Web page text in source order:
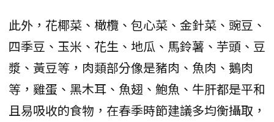
此外，花椰菜、橄欖、包心菜、金針菜、豌豆、
四季豆、玉米、花生、地瓜、馬鈴薯、芋頭、豆
漿、黃豆等，肉類部分像是豬肉、魚肉、鵝肉
等，雞蛋、黑木耳、魚翅、鮑魚、牛肝都是平和
且易吸收的食物，在春季時節建議多均衡攝取，